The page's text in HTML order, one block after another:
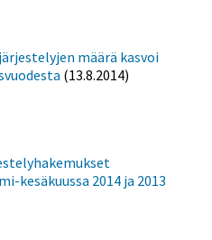
määrä kasvoi
(13.8.2014)
kesäkuussa 2014 ja 2013